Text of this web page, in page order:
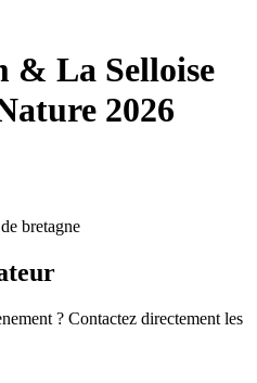
& La Selloise
2026
bretagne
? Contactez directement les